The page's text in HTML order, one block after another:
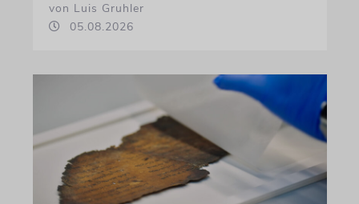
von Luis Gruhler
05.08.2026